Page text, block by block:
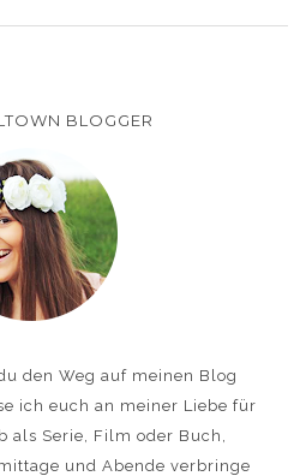
BLOGGER
den Weg auf meinen Blog
ich euch an meiner Liebe für
als Serie, Film oder Buch,
und Abende verbringe